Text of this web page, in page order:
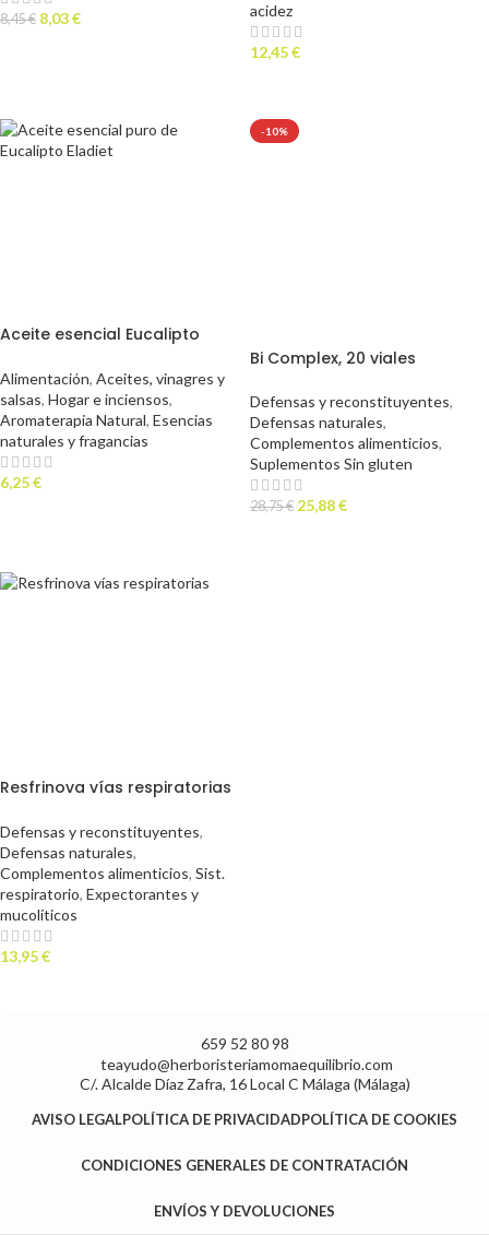
8,45€ 8,03€
acidez
12,45€
Aceite esencial Eucalipto
Alimentación, Aceites, vinagres y
salsas, Hogar e inciensos,
Aromaterapia Natural, Esencias
naturales y fragancias
6,25€
-10%
Bi Complex, 20 viales
Defensas y reconstituyentes,
Defensas naturales,
Complementos alimenticios,
Suplementos Sin gluten
28,75€ 25,88€
Resfrinova vías respiratorias
Defensas y reconstituyentes,
Defensas naturales,
Complementos alimenticios, Sist.
respiratorio, Expectorantes y
mucolíticos
13,95€
659 52 80 98
teayudo@herboristeriamomaequilibrio.com
C/. Alcalde Díaz Zafra, 16 Local C Málaga (Málaga)
AVISO LEGALPOLÍTICA DE PRIVACIDADPOLÍTICA DE COOKIES
CONDICIONES GENERALES DE CONTRATACIÓN
ENVÍOS Y DEVOLUCIONES